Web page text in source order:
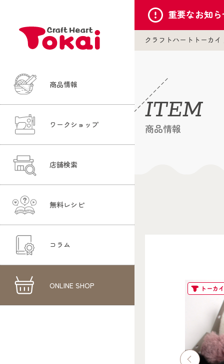
商品情報
ワークショップ
店舗検索
無料レシピ
コラム
ONLINE SHOP
重要なお知
クラフトハートトーカイ
ITEM
商品情報
トーカ